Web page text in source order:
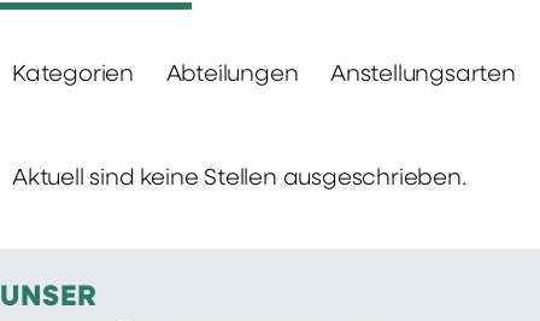
Kategorien Abteilungen Anstellungsarten
Aktuell sind keine Stellen ausgeschrieben.
UNSER